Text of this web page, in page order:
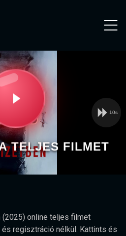
loading.
Play
Video
10s
TELJES FILMET
online teljes filmet
regisztráció nélkül. Kattints és